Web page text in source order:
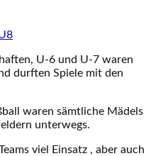
U-6 und U-7 waren
durften Spiele mit den
waren sämtliche Mädels
unterwegs.
viel Einsatz , aber auch